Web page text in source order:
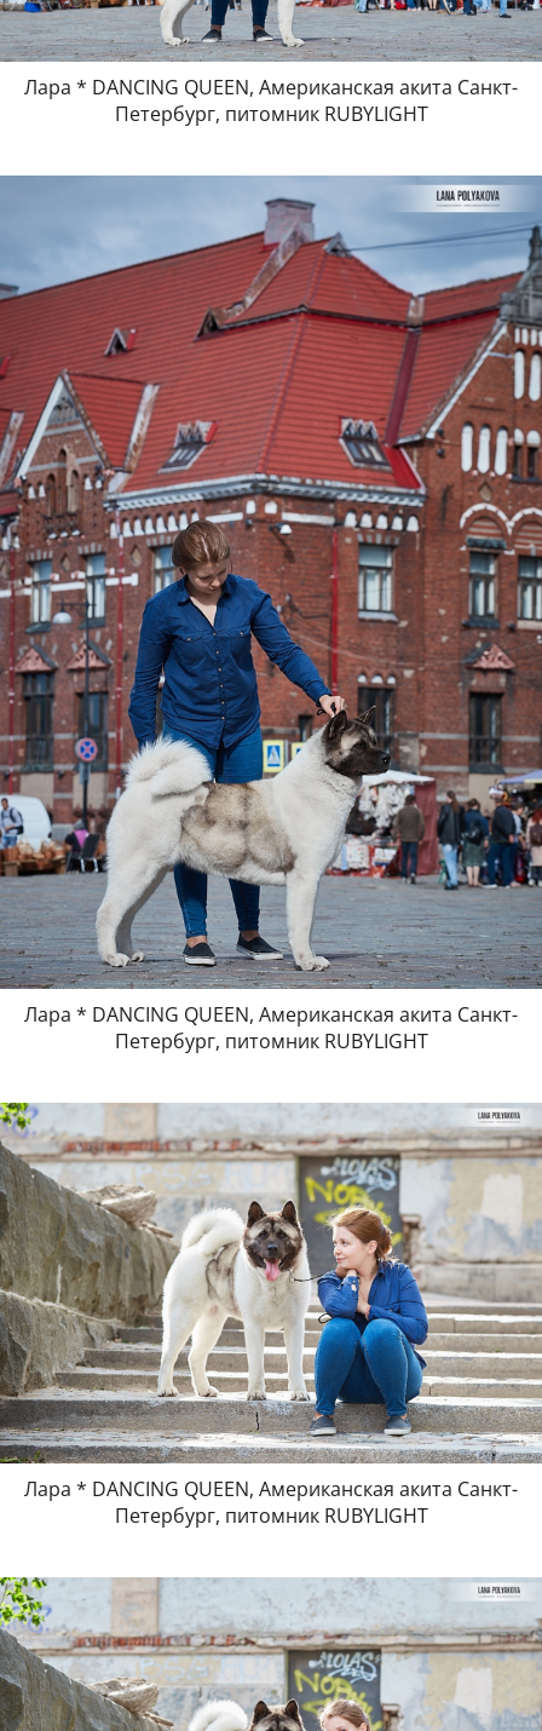
Лара * DANCING QUEEN, Американская акита Санкт-
Петербург, питомник RUBYLIGHT
Лара * DANCING QUEEN, Американская акита Санкт-
Петербург, питомник RUBYLIGHT
Лара * DANCING QUEEN, Американская акита Санкт-
Петербург, питомник RUBYLIGHT